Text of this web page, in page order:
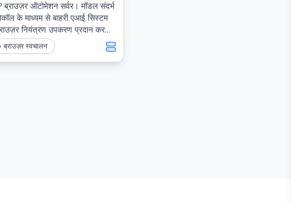
ब्राउज़र ऑटोमेशन सर्वर। मॉडल संदर्भ
के माध्यम से बाहरी एआई सिस्टम
नियंत्रण उपकरण प्रदान करता
सोर्स और सुरक्षित।
ब्राउज़र स्वचालन